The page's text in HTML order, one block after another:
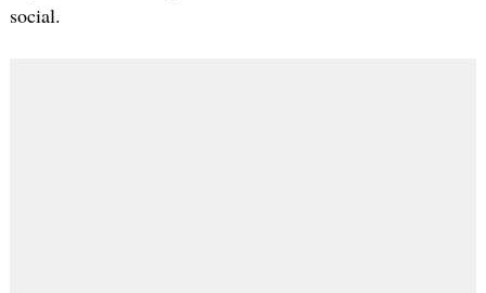
social.